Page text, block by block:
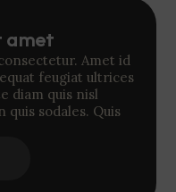
amet
Amet id
feugiat ultrices
diam quis nisl
sodales. Quis